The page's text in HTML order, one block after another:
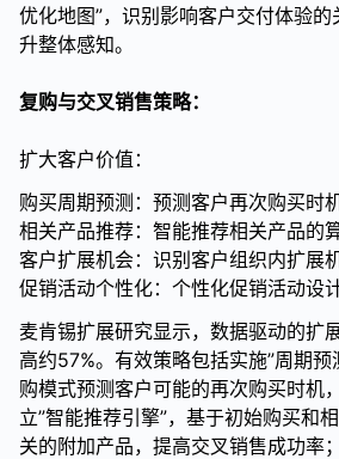
优化地图”，识别影响客户交付体验
升整体感知。
复购与交叉销售策略：
扩大客户价值：
购买周期预测：预测客户再次购买时
相关产品推荐：智能推荐相关产品的
客户扩展机会：识别客户组织内扩展
促销活动个性化：个性化促销活动设
麦肯锡扩展研究显示，数据驱动的扩
高约57%。有效策略包括实施”周期预
购模式预测客户可能的再次购买时机
立”智能推荐引擎”，基于初始购买和
关的附加产品，提高交叉销售成功率